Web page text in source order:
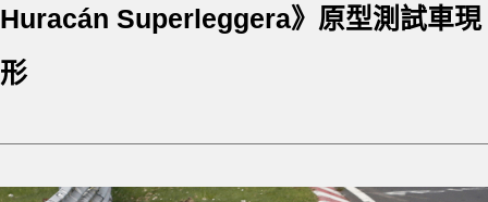
Huracán Superleggera》原型測試車現
形